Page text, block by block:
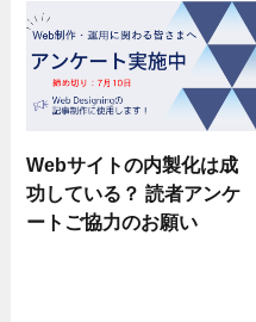
Webサイトの内製化は成
功している？ 読者アンケ
ートご協力のお願い